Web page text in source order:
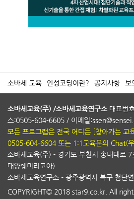
소바세 교육 인성코딩이란? 공지사항 보
소바세교육(주) /소바세교육연구소 대표번
스:0505-604-6605 / 이메일
모든 프로그램은 전국 어디든 [찾아가는 교
0505-604-6604 또는 1:1교육문의 Chat(우
소바세교육(주) - 경기도 부천시 송내대로
대양훼미리코아)
소바세교육연구소 - 광주광역시 북구 첨단
COPYRIGHT© 2018 star9.co.kr. All